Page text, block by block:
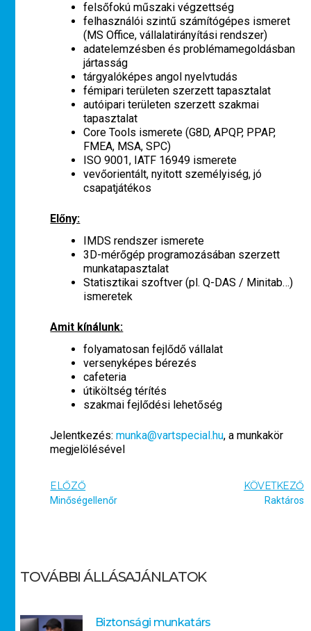
felsőfokú műszaki végzettség
felhasználói szintű számítógépes ismeret
(MS Office, vállalatirányítási rendszer)
adatelemzésben és problémamegoldásban
jártasság
tárgyalóképes angol nyelvtudás
fémipari területen szerzett tapasztalat
autóipari területen szerzett szakmai
tapasztalat
Core Tools ismerete (G8D, APQP, PPAP,
FMEA, MSA, SPC)
ISO 9001, IATF 16949 ismerete
vevőorientált, nyitott személyiség, jó
csapatjátékos
Előny:
IMDS rendszer ismerete
3D-mérőgép programozásában szerzett
munkatapasztalat
Statisztikai szoftver (pl. Q-DAS / Minitab…)
ismeretek
Amit kínálunk:
folyamatosan fejlődő vállalat
versenyképes bérezés
cafeteria
útiköltség térítés
szakmai fejlődési lehetőség
Jelentkezés:munka@vartspecial.hu, a munkakör
megjelölésével
ELŐZŐ
Minőségellenőr
KÖVETKEZŐ
Raktáros
TOVÁBBI ÁLLÁSAJÁNLATOK
Biztonsági munkatárs